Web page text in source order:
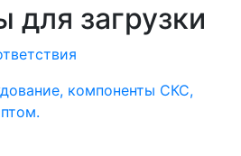
для загрузки